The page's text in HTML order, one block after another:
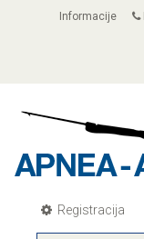
Informacije
Registracija